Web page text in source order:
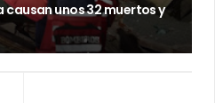
causan unos 32 muertos y